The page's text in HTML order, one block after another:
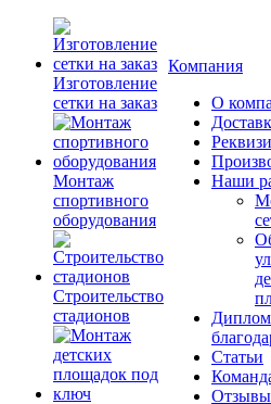
Изготовление
сетки на заказ
Монтаж
спортивного
оборудования
Строительство
стадионов
Компания
О
Наши
Статьи
Отзывы